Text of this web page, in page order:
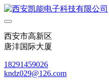
西安市高新区
唐沣国际大厦
18291459026
kndz029@126.com